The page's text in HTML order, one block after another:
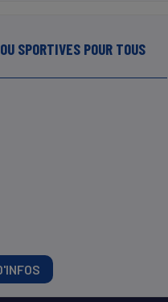
SPORTIVES POUR TOUS